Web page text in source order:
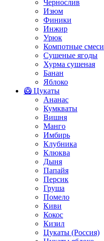
Чернослив
Изюм
Финики
Инжир
Урюк
Компотные смеси
Сушеные ягоды
Хурма сушеная
Банан
Яблоко
🥝 Цукаты
Ананас
Кумкваты
Вишня
Манго
Имбирь
Клубника
Клюква
Дыня
Папайя
Персик
Груша
Помело
Киви
Кокос
Кизил
Цукаты (Россия)